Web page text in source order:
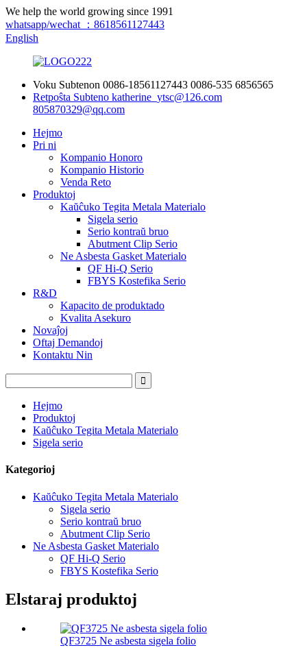
We help the world growing since 1991
whatsapp/wechat ：8618561127443
English
Voku Subtenon 0086-18561127443 0086-535 6856565
Retpoŝta Subteno katherine_ytsc@126.com
805870329@qq.com
Hejmo
Pri ni
Kompanio Honoro
Kompanio Historio
Venda Reto
Produktoj
Kaŭĉuko Tegita Metala Materialo
Sigela serio
Serio kontraŭ bruo
Abutment Clip Serio
Ne Asbesta Gasket Materialo
QF Hi-Q Serio
FBYS Kostefika Serio
R&D
Kapacito de produktado
Kvalita Asekuro
Novaĵoj
Oftaj Demandoj
Kontaktu Nin
Hejmo
Produktoj
Kaŭĉuko Tegita Metala Materialo
Sigela serio
Kategorioj
Kaŭĉuko Tegita Metala Materialo
Sigela serio
Serio kontraŭ bruo
Abutment Clip Serio
Ne Asbesta Gasket Materialo
QF Hi-Q Serio
FBYS Kostefika Serio
Elstaraj produktoj
QF3725 Ne asbesta sigela folio